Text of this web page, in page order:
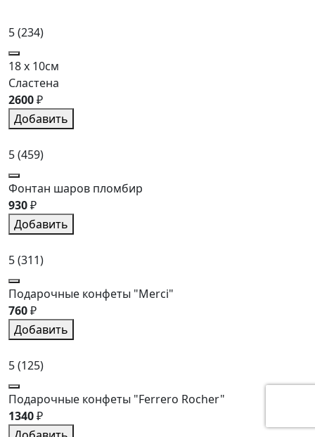
5(234)
18 x 10см
Сластена
2600₽
Добавить
5(459)
Фонтан шаров пломбир
930₽
Добавить
5(311)
Подарочные конфеты "Merci"
760₽
Добавить
5(125)
Подарочные конфеты "Ferrero Rocher"
1340₽